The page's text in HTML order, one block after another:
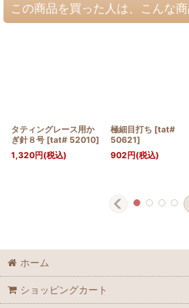
この商品を買った人は、こんな
タティングレース用か
ぎ針８号 [tat# 52010]
1,320円(税込)
極細目打ち [tat#
50621]
902円(税込)
ホーム
ショッピングカート